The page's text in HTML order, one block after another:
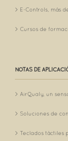
E-Controls, más
Cursos de
NOTAS DE
AirQualy, un
Soluciones de
Teclados